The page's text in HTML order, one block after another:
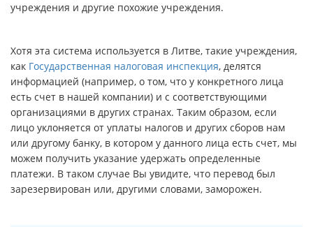
учреждения и другие похожие учреждения.
Хотя эта система используется в Литве, такие учреждения,
как Государственная налоговая инспекция, делятся
информацией (например, о том, что у конкретного лица
есть счет в нашей компании) и с соответствующими
организациями в других странах. Таким образом, если
лицо уклоняется от уплаты налогов и других сборов нам
или другому банку, в котором у данного лица есть счет, мы
можем получить указание удержать определенные
платежи. В таком случае Вы увидите, что перевод был
зарезервирован или, другими словами, заморожен.